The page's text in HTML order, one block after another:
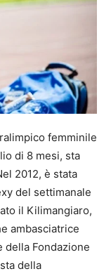
femminile
di 8 mesi, sta
2012, è stata
del settimanale
il Kilimangiaro,
ambasciatrice
della Fondazione
della